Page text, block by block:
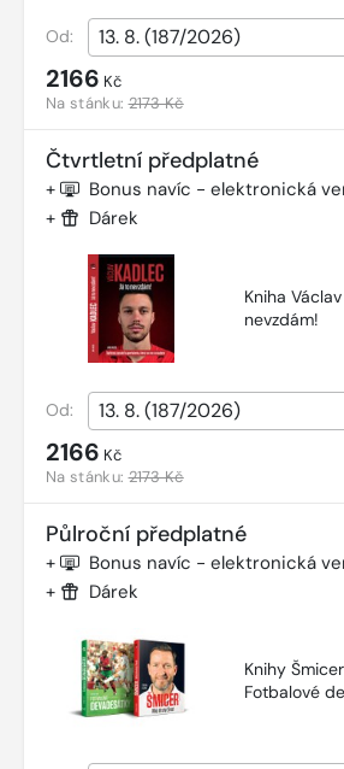
Od:
2166 Kč
Na stánku:2173 Kč
Čtvrtletní předplatné
+ Bonus navíc - elektronická
+ Dárek
Kniha
nevzdám!
Od:
2166 Kč
Na stánku:2173 Kč
Půlroční předplatné
+ Bonus navíc - elektronická
+ Dárek
Knihy
Fotbalové